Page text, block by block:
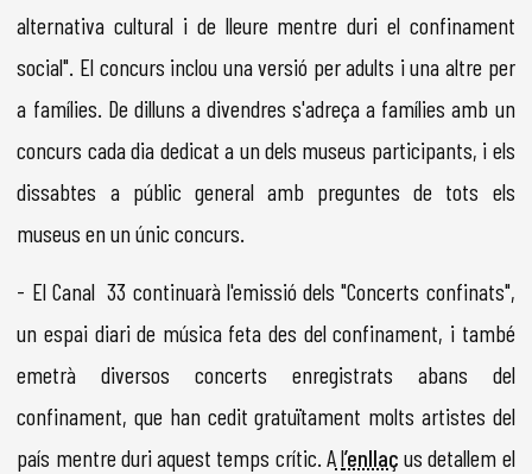
alternativa cultural i de lleure mentre duri el confinament
social". El concurs inclou una versió per adults i una altre per
a famílies. De dilluns a divendres s'adreça a famílies amb un
concurs cada dia dedicat a un dels museus participants, i els
dissabtes a públic general amb preguntes de tots els
museus en un únic concurs.
- El Canal 33 continuarà l'emissió dels "Concerts confinats",
un espai diari de música feta des del confinament, i també
emetrà diversos concerts enregistrats abans del
confinament, que han cedit gratuïtament molts artistes del
país mentre duri aquest temps crític. Al’enllaç us detallem el